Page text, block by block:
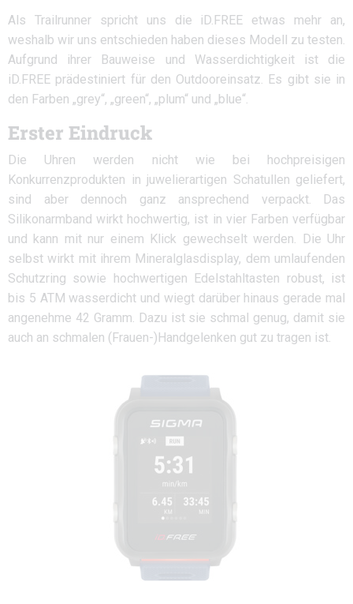
Als Trailrunner spricht uns die iD.FREE etwas mehr an,
weshalb wir uns entschieden haben dieses Modell zu testen.
Aufgrund ihrer Bauweise und Wasserdichtigkeit ist die
iD.FREE prädestiniert für den Outdooreinsatz. Es gibt sie in
den Farben „grey“, „green“, „plum“ und „blue“.
Erster Eindruck
Die Uhren werden nicht wie bei hochpreisigen
Konkurrenzprodukten in juwelierartigen Schatullen geliefert,
sind aber dennoch ganz ansprechend verpackt. Das
Silikonarmband wirkt hochwertig, ist in vier Farben verfügbar
und kann mit nur einem Klick gewechselt werden. Die Uhr
selbst wirkt mit ihrem Mineralglasdisplay, dem umlaufenden
Schutzring sowie hochwertigen Edelstahltasten robust, ist
bis 5 ATM wasserdicht und wiegt darüber hinaus gerade mal
angenehme 42 Gramm. Dazu ist sie schmal genug, damit sie
auch an schmalen (Frauen-)Handgelenken gut zu tragen ist.